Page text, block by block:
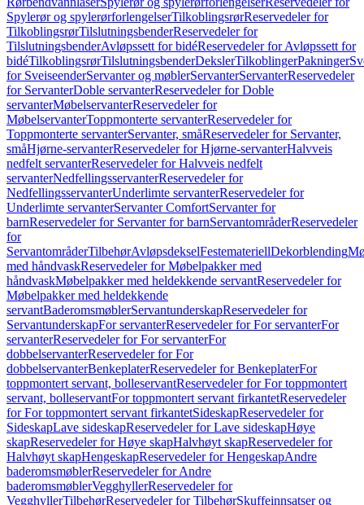
Spylerør og spylerørforlengelserTilkoblingsrørReservedeler for
TilkoblingsrørTilslutningsbenderReservedeler for
TilslutningsbenderAvløpssett for bidéReservedeler for Avløpssett for
bidéTilkoblingsrørTilslutningsbenderDekslerTilkoblingerPakninger
for SveiseenderServanter og møblerServanterServanterReservedeler
for ServanterDoble servanterReservedeler for Doble
servanterMøbelservanterReservedeler for
MøbelservanterToppmonterte servanterReservedeler for
Toppmonterte servanterServanter, småReservedeler for Servanter,
småHjørne-servanterReservedeler for Hjørne-servanterHalvveis
nedfelt servanterReservedeler for Halvveis nedfelt
servanterNedfellingsservanterReservedeler for
NedfellingsservanterUnderlimte servanterReservedeler for
Underlimte servanterServanter ComfortServanter for
barnReservedeler for Servanter for barnServantområderReservedeler
for
ServantområderTilbehørAvløpsdekselFestemateriellDekorblending
med håndvaskReservedeler for Møbelpakker med
håndvaskMøbelpakker med heldekkende servantReservedeler for
Møbelpakker med heldekkende
servantBaderomsmøblerServantunderskapReservedeler for
ServantunderskapFor servanterReservedeler for For servanterFor
servanterReservedeler for For servanterFor
dobbelservanterReservedeler for For
dobbelservanterBenkeplaterReservedeler for BenkeplaterFor
toppmontert servant, bolleservantReservedeler for For toppmontert
servant, bolleservantFor toppmontert servant firkantetReservedeler
for For toppmontert servant firkantetSideskapReservedeler for
SideskapLave sideskapReservedeler for Lave sideskapHøye
skapReservedeler for Høye skapHalvhøyt skapReservedeler for
Halvhøyt skapHengeskapReservedeler for HengeskapAndre
baderomsmøblerReservedeler for Andre
baderomsmøblerVegghyllerReservedeler for
VegghyllerTilbehørReservedeler for TilbehørSkuffeinnsatser og